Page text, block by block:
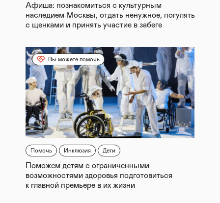
Афиша: познакомиться с культурным
наследием Москвы, отдать ненужное, погулять
с щенками и принять участие в забеге
Вы можете помочь
Помочь Инклюзия Дети
Поможем детям с ограниченными
возможностями здоровья подготовиться
к главной премьере в их жизни